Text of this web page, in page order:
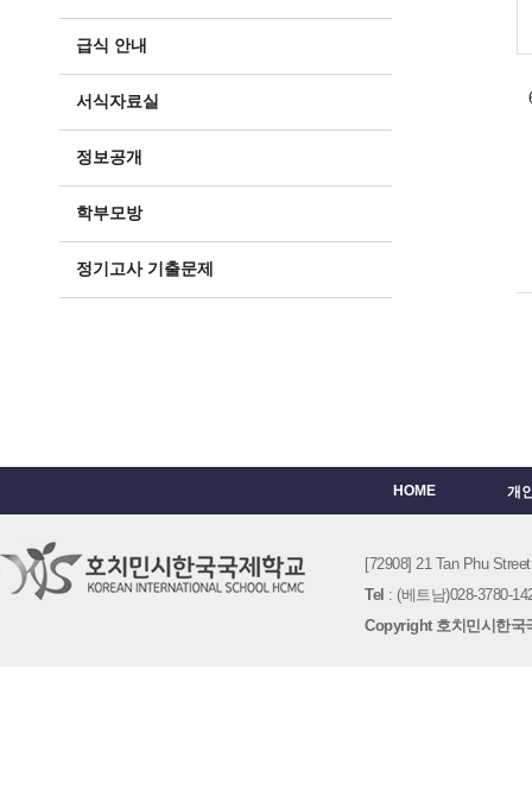
급식 안내
서식자료실
정보공개
학부모방
정기고사 기출문제
HOME 개
[72908] 21 Tan Phu
Tel : (베트남)028-3780-
Copyright 호치민시한국